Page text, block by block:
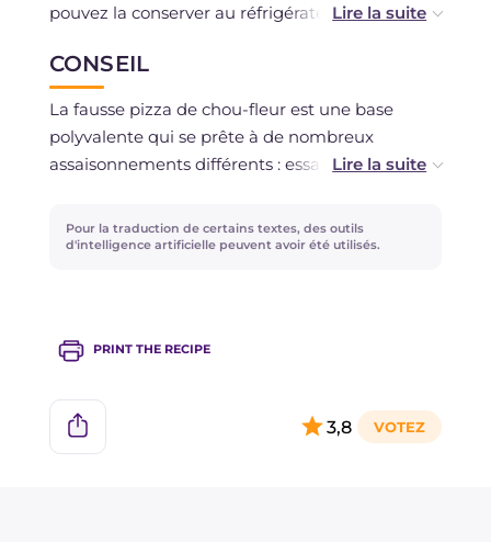
pouvez la conserver au réfrigérateur pendant 1-
de la réchauffer au four ou à la poêle pour lui
redonner du croquant.
CONSEIL
La fausse pizza de chou-fleur est une base
polyvalente qui se prête à de nombreux
assaisonnements différents : essayez-la par
courgettes grillées et des pignons, ou encore
avec une crème de fromages à tartiner, du
Pour la traduction de certains textes, des outils
d'intelligence artificielle peuvent avoir été utilisés.
PRINT THE RECIPE
3,8